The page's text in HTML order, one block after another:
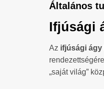
Általános
Ifjúsági
Az ifjúsági ágy
„saját világ”